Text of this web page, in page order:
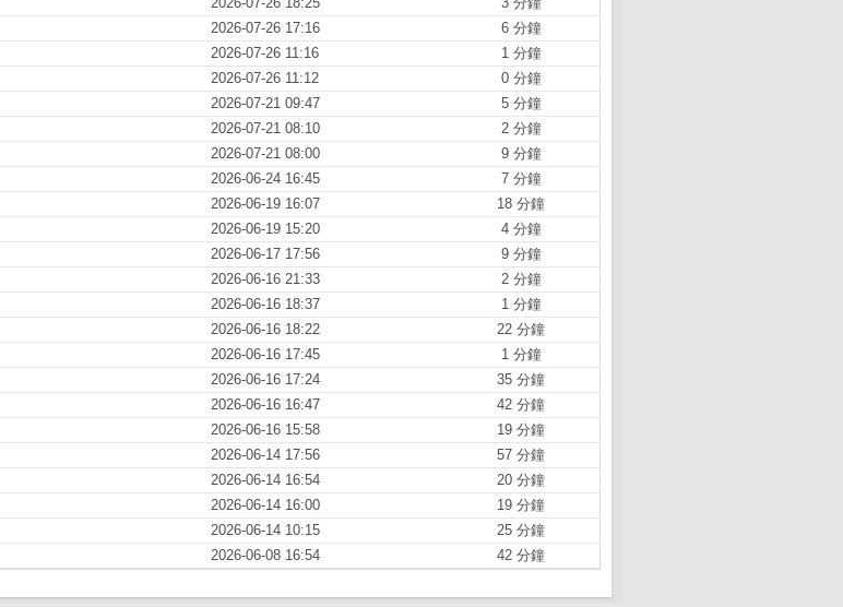
2026-07-26 17:16
6 分鐘
2026-07-26 11:16
1 分鐘
2026-07-26 11:12
0 分鐘
2026-07-21 09:47
5 分鐘
2026-07-21 08:10
2 分鐘
2026-07-21 08:00
9 分鐘
2026-06-24 16:45
7 分鐘
2026-06-19 16:07
18 分鐘
2026-06-19 15:20
4 分鐘
2026-06-17 17:56
9 分鐘
2026-06-16 21:33
2 分鐘
2026-06-16 18:37
1 分鐘
2026-06-16 18:22
22 分鐘
2026-06-16 17:45
1 分鐘
2026-06-16 17:24
35 分鐘
2026-06-16 16:47
42 分鐘
2026-06-16 15:58
19 分鐘
2026-06-14 17:56
57 分鐘
2026-06-14 16:54
20 分鐘
2026-06-14 16:00
19 分鐘
2026-06-14 10:15
25 分鐘
2026-06-08 16:54 42 分鐘